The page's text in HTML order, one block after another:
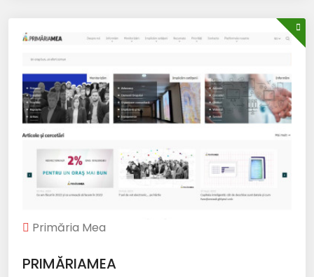
Primăria Mea
PRIMĂRIAMEA